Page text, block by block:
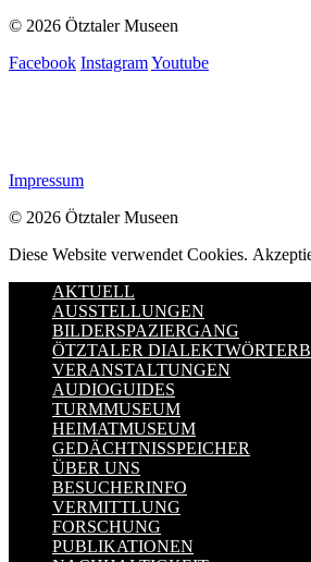
© 2026 Ötztaler Museen
Facebook InstagramYoutube
Impressum
© 2026 Ötztaler Museen
Diese Website verwendet Cookies.
AKTUELL
AUSSTELLUNGEN
BILDERSPAZIERGANG
ÖTZTALER
VERANSTALTUNGEN
AUDIOGUIDES
TURMMUSEUM
HEIMATMUSEUM
GEDÄCHTNISSPEICHER
ÜBER UNS
BESUCHERINFO
VERMITTLUNG
FORSCHUNG
PUBLIKATIONEN